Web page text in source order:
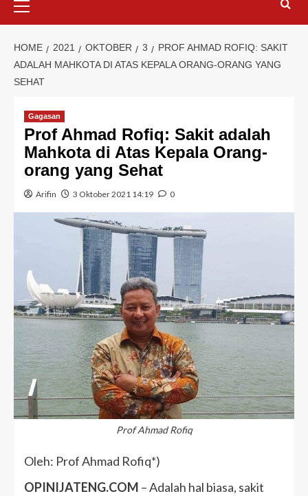
HOME 2021 OKTOBER 3
PROF AHMAD ROFIQ: SAKIT
ADALAH MAHKOTA DI ATAS KEPALA ORANG-ORANG YANG
SEHAT
Gagasan
Prof Ahmad Rofiq: Sakit adalah
Mahkota di Atas Kepala Orang-
orang yang Sehat
Arifin 3 Oktober 2021 14:19 0
Prof Ahmad Rofiq
Oleh: Prof Ahmad Rofiq*)
OPINIJATENG.COM – Adalah hal biasa, sakit